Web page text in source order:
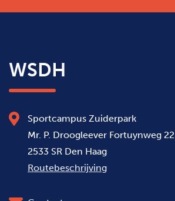
WSDH
Sportcampus Zuiderpark
Mr. P. Droogleever Fortuynweg 22
2533 SR Den Haag
Routebeschrijving